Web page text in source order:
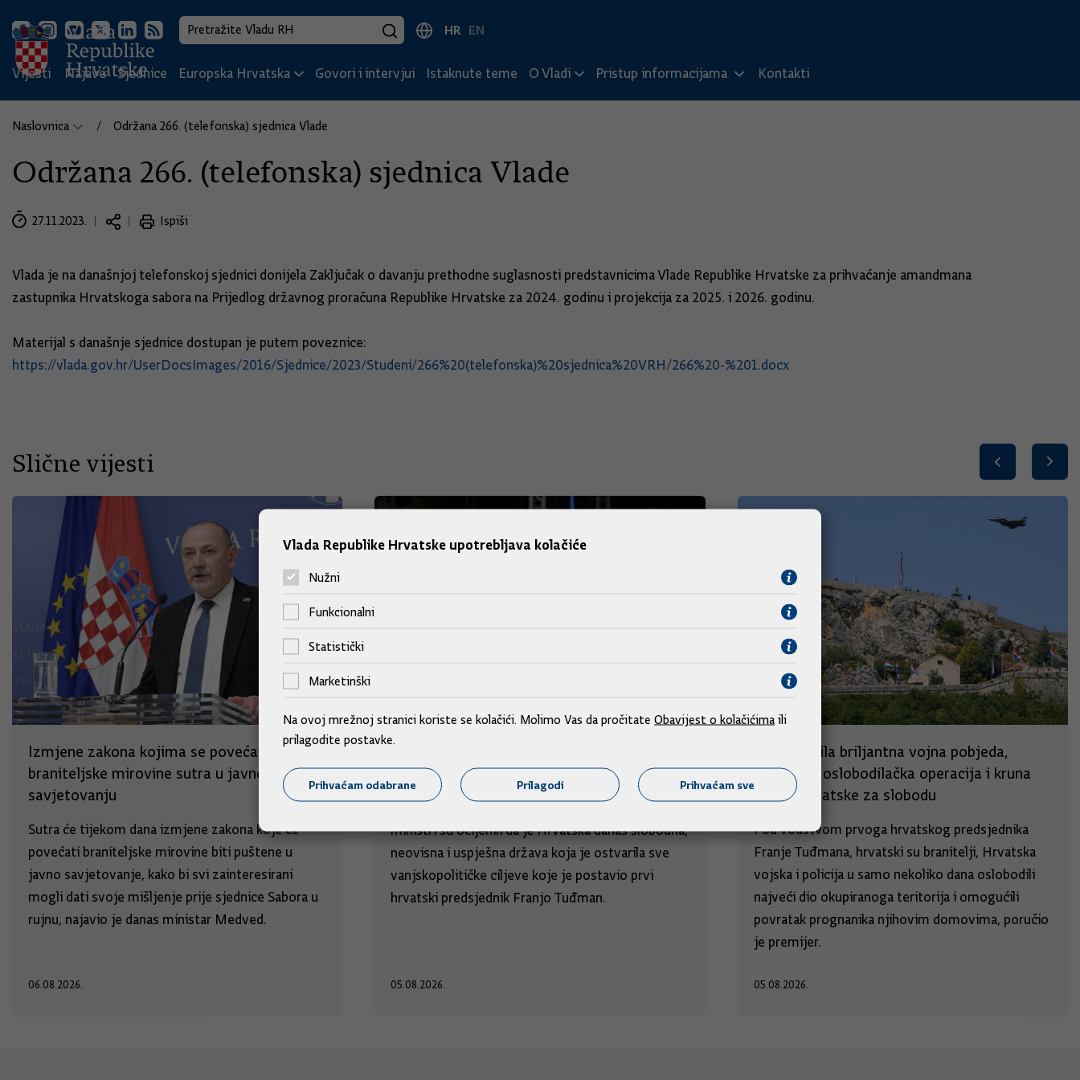
HR EN
Vijesti Najave Sjednice Europska Hrvatska Govori i intervjui Istaknute teme O Vladi Pristup informacijama Kontakti
Naslovnica Održana 266. (telefonska) sjednica Vlade
Održana 266. (telefonska) sjednica Vlade
27.11.2023. Ispiši
Vlada je na današnjoj telefonskoj sjednici donijela Zaključak o davanju prethodne suglasnosti predstavnicima Vlade Republike Hrvatske za prihvaćanje amandmana
zastupnika Hrvatskoga sabora na Prijedlog državnog proračuna Republike Hrvatske za 2024. godinu i projekcija za 2025. i 2026. godinu.
Materijal s današnje sjednice dostupan je putem poveznice:
https://vlada.gov.hr/UserDocsImages/2016/Sjednice/2023/Studeni/266%20(telefonska)%20sjednica%20VRH/266%20-%201.docx
Slične vijesti
Izmjene zakona kojima se povećavaju
braniteljske mirovine sutra u javnom
savjetovanju
Sutra će tijekom dana izmjene zakona koje će
povećati braniteljske mirovine biti puštene u
javno savjetovanje, kako bi svi zainteresirani
mogli dati svoje mišljenje prije sjednice Sabora u
rujnu, najavio je danas ministar Medved.
06.08.2026.
uspješna država
ministri su ocijenili da je Hrvatska danas slobodna,
neovisna i uspješna država koja je ostvarila sve
vanjskopolitičke ciljeve koje je postavio prvi
hrvatski predsjednik Franjo Tuđman.
05.08.2026.
Oluja je bila briljantna vojna pobjeda,
legitimna oslobodilačka operacija i kruna
borbe Hrvatske za slobodu
Pod vodstvom prvoga hrvatskog predsjednika
Franje Tuđmana, hrvatski su branitelji, Hrvatska
vojska i policija u samo nekoliko dana oslobodili
najveći dio okupiranoga teritorija i omogućili
povratak prognanika njihovim domovima, poručio
je premijer.
05.08.2026.
Vlada Republike Hrvatske upotrebljava kolačiće
Nužni
Funkcionalni
Statistički
Marketinški
Na ovoj mrežnoj stranici koriste se kolačići. Molimo Vas da pročitate Obavijest o kolačićima ili
prilagodite postavke.
Prihvaćam odabrane Prilagodi Prihvaćam sve